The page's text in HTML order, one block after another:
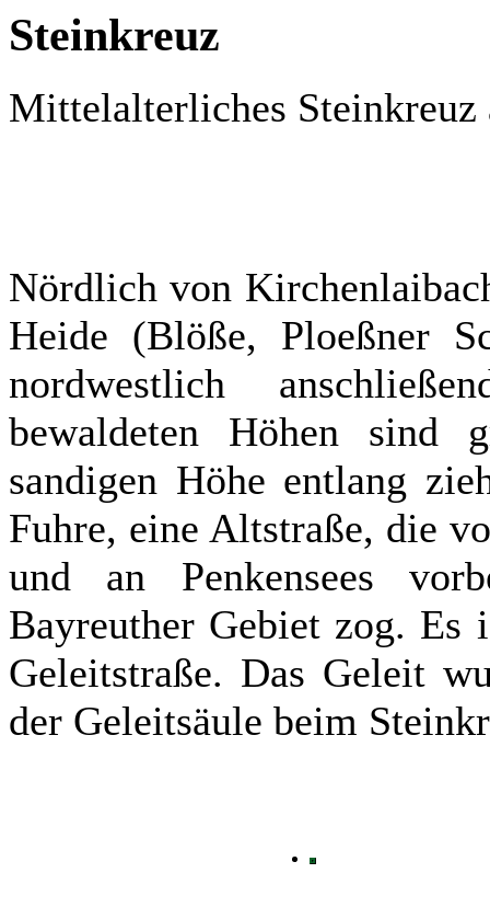
Steinkreuz
Mittelalterliches Steinkreuz
Nördlich von
Heide (Blöße, Ploeßner
nordwestlich
bewaldeten Höhen sind
sandigen Höhe entlang
Fuhre, eine Altstraße, die
und an Penkensees
Bayreuther Gebiet zog. Es
Geleitstraße. Das Geleit
der Geleitsäule beim